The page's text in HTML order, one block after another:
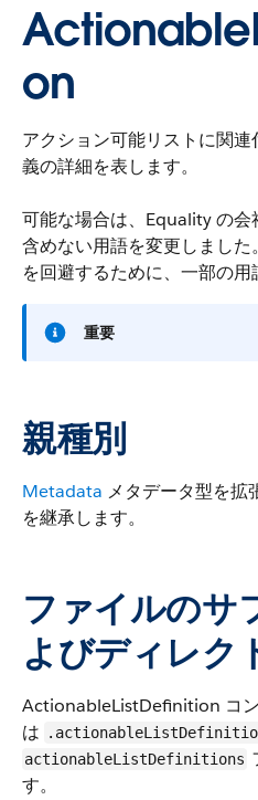
on
アクション可能リストに関
義の詳細を表します。
可能な場合は、Equality の会
含めない用語を変更しまし
を回避するために、一部の用
重要
親種別
Metadata メタデータ型を拡
を継承します。
ファイルのサ
よびディレク
ActionableListDefinition コ
は
actionableListDefinitions
す。